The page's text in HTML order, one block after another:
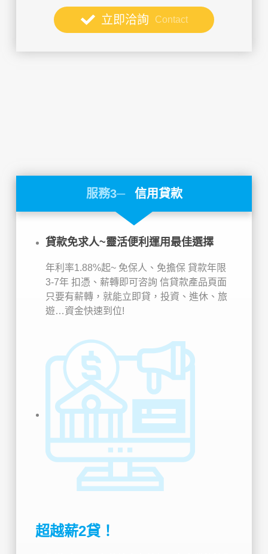
立即洽詢 Contact
服務3─ 信用貸款
貸款免求人~靈活便利運用最佳選擇
年利率1.88%起~免保人、免擔保貸款年限
3-7年扣憑、薪轉即可咨詢 信貸款產品頁面
只要有薪轉，就能立即貸，投資、進休、旅
遊…資金快速到位!
超越薪2貸！